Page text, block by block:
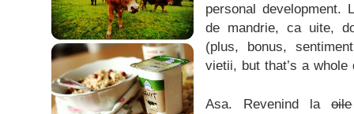
personal development.
de mandrie, ca uite,
(plus, bonus,
vietii, but that’s a
Asa. Revenind laoile